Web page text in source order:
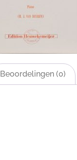
Beoordelingen (0)